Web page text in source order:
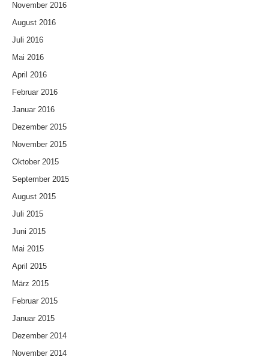
November 2016
August 2016
Juli 2016
Mai 2016
April 2016
Februar 2016
Januar 2016
Dezember 2015
November 2015
Oktober 2015
September 2015
August 2015
Juli 2015
Juni 2015
Mai 2015
April 2015
März 2015
Februar 2015
Januar 2015
Dezember 2014
November 2014